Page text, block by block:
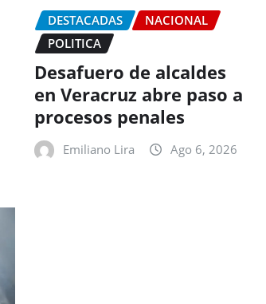
DESTACADAS
NACIONAL
POLITICA
Desafuero de alcaldes
en Veracruz abre paso a
procesos penales
Emiliano Lira Ago 6, 2026